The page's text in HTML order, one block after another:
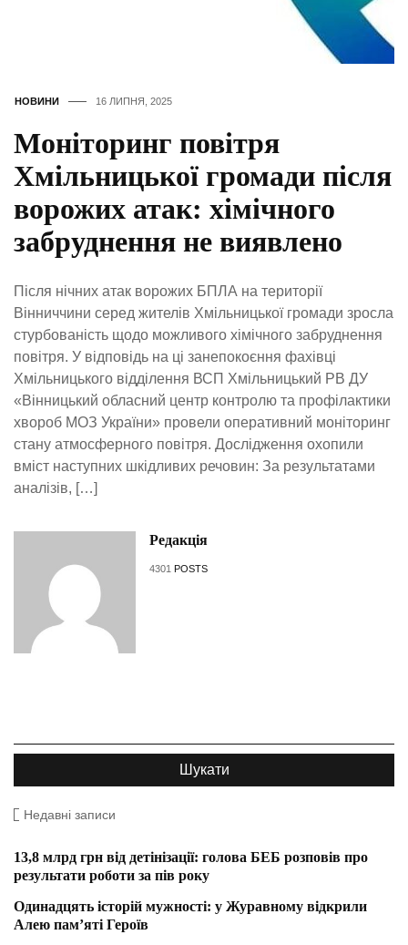
НОВИНИ 16 ЛИПНЯ, 2025
Моніторинг повітря
Хмільницької громади після
ворожих атак: хімічного
забруднення не виявлено
Після нічних атак ворожих БПЛА на території
Вінниччини серед жителів Хмільницької громади зросла
стурбованість щодо можливого хімічного забруднення
повітря. У відповідь на ці занепокоєння фахівці
Хмільницького відділення ВСП Хмільницький РВ ДУ
«Вінницький обласний центр контролю та профілактики
хвороб МОЗ України» провели оперативний моніторинг
стану атмосферного повітря. Дослідження охопили
вміст наступних шкідливих речовин: За результатами
аналізів, […]
Редакція
4301 POSTS
Недавні записи
13,8 млрд грн від детінізації: голова БЕБ розповів про
результати роботи за пів року
Одинадцять історій мужності: у Журавному відкрили
Алею пам’яті Героїв